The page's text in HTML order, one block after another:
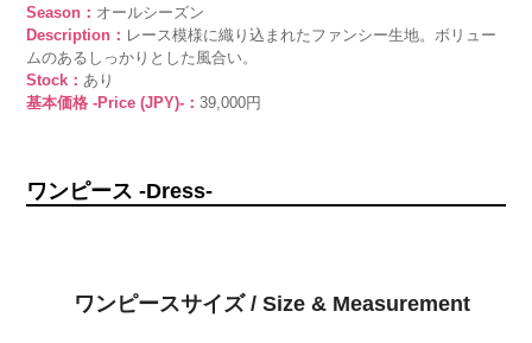
Season： オールシーズン
Description： レース模様に織り込まれたファンシー生地。ボリュー
ムのあるしっかりとした風合い。
Stock：あり
基本価格 -Price (JPY)-：39,000円
ワンピース -Dress-
ワンピースサイズ / Size & Measurement